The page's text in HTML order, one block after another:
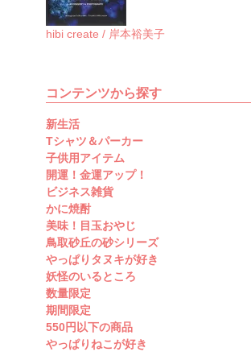
hibi create / 岸本裕美子
コンテンツから探す
新生活
Tシャツ＆パーカー
子供用アイテム
開運！金運アップ！
ビジネス雑貨
かに焼酎
美味！目玉おやじ
鳥取砂丘の砂シリーズ
やっぱりタヌキが好き
妖怪のいるところ
数量限定
期間限定
550円以下の商品
やっぱりねこが好き